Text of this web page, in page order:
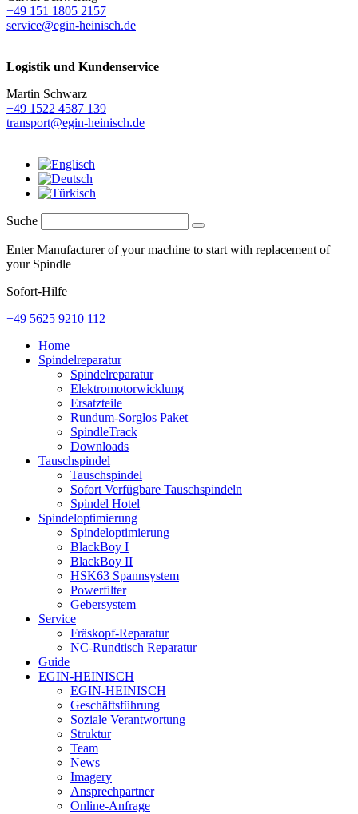
+49 151 1805 2157
service@egin-heinisch.de
Logistik und Kundenservice
Martin Schwarz
+49 1522 4587 139
transport@egin-heinisch.de
Suche
Enter Manufacturer of your machine to start with replacement of
your Spindle
Sofort-Hilfe
+49 5625 9210 112
Home
Spindelreparatur
Spindelreparatur
Elektromotorwicklung
Ersatzteile
Rundum-Sorglos Paket
SpindleTrack
Downloads
Tauschspindel
Tauschspindel
Sofort Verfügbare Tauschspindeln
Spindel Hotel
Spindeloptimierung
Spindeloptimierung
BlackBoy I
BlackBoy II
HSK63 Spannsystem
Powerfilter
Gebersystem
Service
Fräskopf-Reparatur
NC-Rundtisch Reparatur
Guide
EGIN-HEINISCH
EGIN-HEINISCH
Geschäftsführung
Soziale Verantwortung
Struktur
Team
News
Imagery
Ansprechpartner
Online-Anfrage